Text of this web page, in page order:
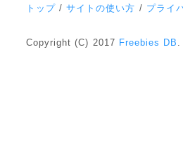
トップ /サイトの使い方 / プライ
Copyright (C) 2017 Freebies DB .